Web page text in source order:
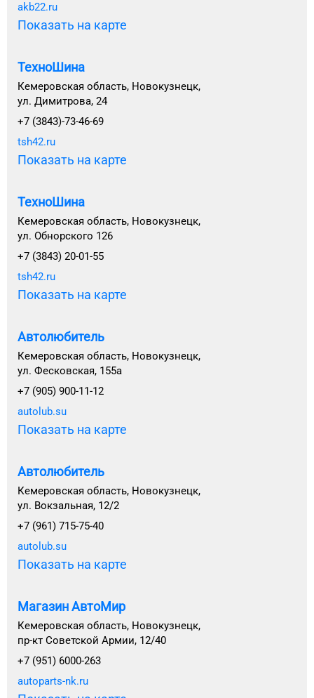
akb22.ru
Показать на карте
ТехноШина
Кемеровская область, Новокузнецк,
ул. Димитрова, 24
+7 (3843)-73-46-69
tsh42.ru
Показать на карте
ТехноШина
Кемеровская область, Новокузнецк,
ул. Обнорского 126
+7 (3843) 20-01-55
tsh42.ru
Показать на карте
Автолюбитель
Кемеровская область, Новокузнецк,
ул. Фесковская, 155а
+7 (905) 900-11-12
autolub.su
Показать на карте
Автолюбитель
Кемеровская область, Новокузнецк,
ул. Вокзальная, 12/2
+7 (961) 715-75-40
autolub.su
Показать на карте
Магазин АвтоМир
Кемеровская область, Новокузнецк,
пр-кт Советской Армии, 12/40
+7 (951) 6000-263
autoparts-nk.ru